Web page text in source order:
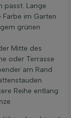
passt. Lange
im Garten
grünen
Mitte des
oder Terrasse
am Rand
Reihe entlang